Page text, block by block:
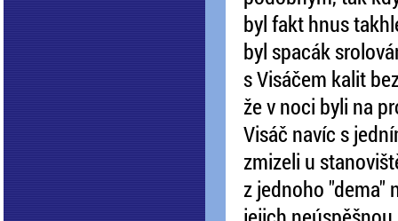
byl fakt hnus
byl spacák
s Visáčem kalit
že v noci byli na
Visáč navíc s
zmizeli u
z jednoho "dema"